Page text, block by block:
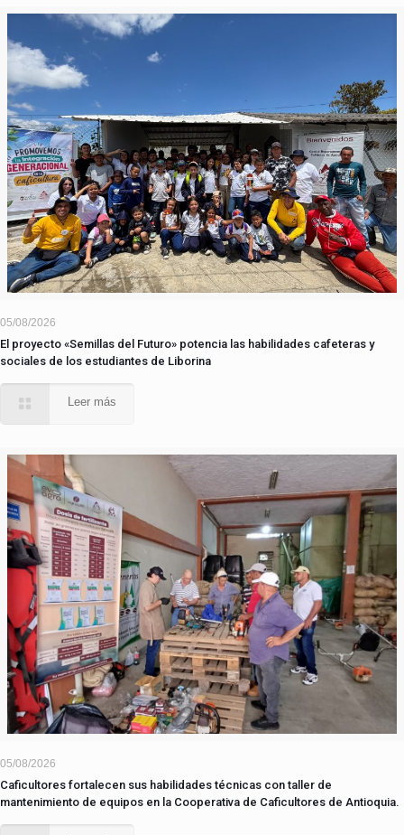
05/08/2026
El proyecto «Semillas del Futuro» potencia las habilidades cafeteras y
sociales de los estudiantes de Liborina
Leer más
05/08/2026
Caficultores fortalecen sus habilidades técnicas con taller de
mantenimiento de equipos en la Cooperativa de Caficultores de Antioquia.